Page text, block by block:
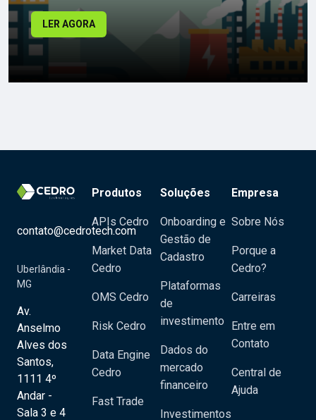
LER AGORA
contato@cedrotech.com
Uberlândia -
MG
Av.
Anselmo
Alves dos
Santos,
1111 4º
Andar -
Sala 3 e 4
Produtos
APIs Cedro
Market Data
Cedro
OMS Cedro
Risk Cedro
Data Engine
Cedro
Fast Trade
Soluções
Onboarding e
Gestão de
Cadastro
Plataformas
de
investimento
Dados do
mercado
financeiro
Investimentos
Empresa
Sobre Nós
Porque a
Cedro?
Carreiras
Entre em
Contato
Central de
Ajuda